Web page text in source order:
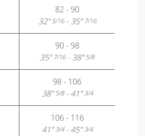
82 - 90
32"5/16- 35"7/16
90 - 98
35"7/16- 38"5/8
98 - 106
38"5/8- 41"3/4
106 - 116
41"3/4- 45"3/4